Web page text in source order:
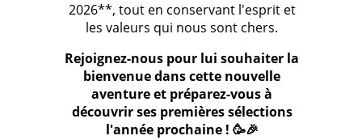
2026**, tout en conservant l'esprit et
les valeurs qui nous sont chers.
Rejoignez-nous pour lui souhaiter la
bienvenue dans cette nouvelle
aventure et préparez-vous à
découvrir ses premières sélections
l'année prochaine ! 🥳🎉